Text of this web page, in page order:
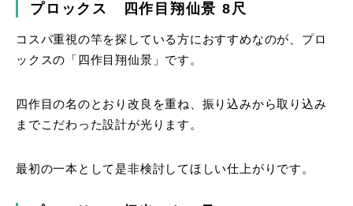
プロックス 四作目翔仙景 8尺
コスパ重視の竿を探している方におすすめなのが、プロ
ックスの「四作目翔仙景」です。
四作目の名のとおり改良を重ね、振り込みから取り込み
までこだわった設計が光ります。
最初の一本として是非検討してほしい仕上がりです。